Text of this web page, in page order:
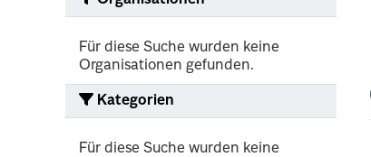
Für diese Suche wurden keine
Organisationen gefunden.
Kategorien
Für diese Suche wurden keine